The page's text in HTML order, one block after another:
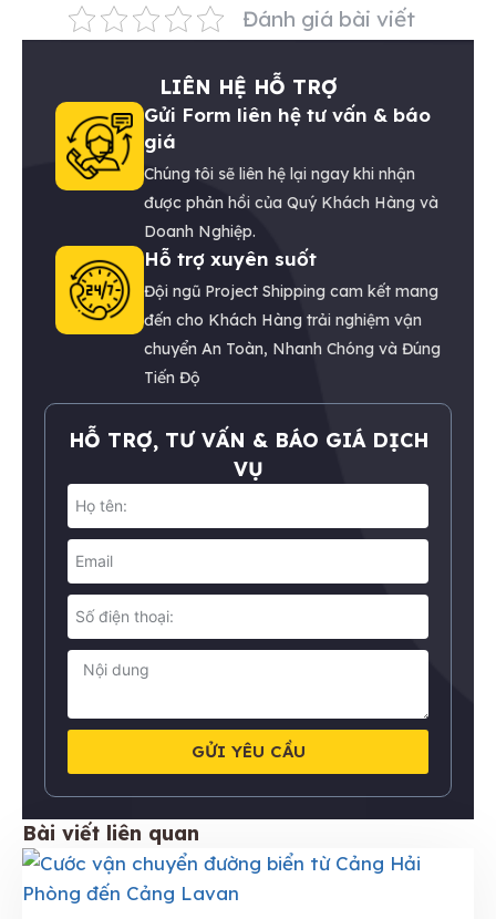
Đánh giá bài viết
LIÊN HỆ HỖ TRỢ
Gửi Form liên hệ tư vấn & báo
giá
Chúng tôi sẽ liên hệ lại ngay khi nhận
được phản hồi của Quý Khách Hàng và
Doanh Nghiệp.
Hỗ trợ xuyên suốt
Đội ngũ Project Shipping cam kết mang
đến cho Khách Hàng trải nghiệm vận
chuyển An Toàn, Nhanh Chóng và Đúng
Tiến Độ
HỖ TRỢ, TƯ VẤN & BÁO GIÁ DỊCH
VỤ
GỬI YÊU CẦU
Bài viết liên quan